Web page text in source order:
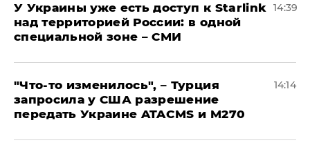
У Украины уже есть доступ к Starlink
над территорией России: в одной
специальной зоне – СМИ
14:39
​"Что-то изменилось", – Турция
запросила у США разрешение
передать Украине ATACMS и M270
14:14